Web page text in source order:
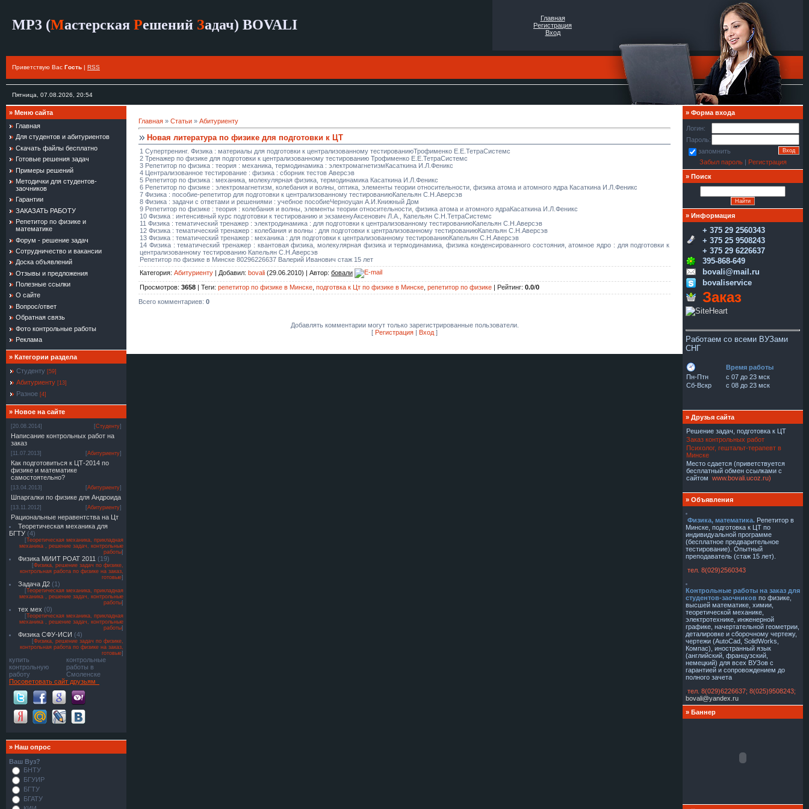
MP3 (Мастерская Решений Задач) BOVALI
Главная
Регистрация
Вход
Приветствую Вас Гость | RSS
Пятница, 07.08.2026, 20:54
» Меню сайта
Главная
Для студентов и абитуриентов
Скачать файлы бесплатно
Готовые решения задач
Примеры решений
Методички для студентов-
заочников
Гарантии
ЗАКАЗАТЬ РАБОТУ
Репетитор по физике и
математике
Форум - решение задач
Сотрудничество и вакансии
Доска объявлений
Отзывы и предложения
Полезные ссылки
О сайте
Вопрос/ответ
Обратная связь
Фото контрольные работы
Реклама
» Категории раздела
Студенту [59]
Абитуриенту [13]
Разное [4]
» Новое на сайте
[20.08.2014] [Студенту]
Написание контрольных работ на
заказ
[11.07.2013] [Абитуриенту]
Как подготовиться к ЦТ-2014 по
физике и математике
самостоятельно?
[13.04.2013] [Абитуриенту]
Шпаргалки по физике для Андроида
[13.11.2012] [Абитуриенту]
Рациональные неравентства на Цт
Теоретическая механика для
БГТУ (4)
[Теоретическая механика, прикладная
механика , решение задач, контрольные
работы]
Физика МИИТ РОАТ 2011 (19)
[Физика, решение задач по физике,
контрольная работа по физике на заказ,
готовые]
Задача Д2(1)
[Теоретическая механика, прикладная
механика , решение задач, контрольные
работы]
тех мех (0)
[Теоретическая механика, прикладная
механика , решение задач, контрольные
работы]
Физика СФУ-ИСИ (4)
[Физика, решение задач по физике,
контрольная работа по физике на заказ,
готовые]
купить
контрольную
работу
контрольные
работы в
Смоленске
Посоветовать сайт друзьям
» Наш опрос
Ваш Вуз?
БНТУ
БГУИР
БГТУ
БГАТУ
Главная » Статьи » Абитуриенту
Новая литература по физике для подготовки к ЦТ
1 Супертренинг. Физика : материалы для подготовки к централизованному тестированиюТрофименко Е.Е.ТетраСистемс
2 Тренажер по физике для подготовки к централизованному тестированию Трофименко Е.Е.ТетраСистемс
3 Репетитор по физика : теория : механика, термодинамика : электромагнетизмКасаткина И.Л.Феникс
4 Централизованное тестирование : физика : сборник тестов Аверсэв
5 Репетитор по физика : механика, молекулярная физика, термодинамика Касаткина И.Л.Феникс
6 Репетитор по физике : электромагнетизм, колебания и волны, оптика, элементы теории относительности, физика атома и атомного ядра Касаткина И.Л.Феникс
7 Физика : пособие-репетитор для подготовки к централизованному тестированиюКапельян С.Н.Аверсэв
8 Физика : задачи с ответами и решениями : учебное пособиеЧерноуцан А.И.Книжный Дом
9 Репетитор по физике : теория : колебания и волны, элементы теории относительности, физика атома и атомного ядраКасаткина И.Л.Феникс
10 Физика : интенсивный курс подготовки к тестированию и экзаменуАксенович Л.А., Капельян С.Н.ТетраСистемс
11 Физика : тематический тренажер : электродинамика : для подготовки к централизованному тестированиюКапельян С.Н.Аверсэв
12 Физика : тематический тренажер : колебания и волны : для подготовки к централизованному тестированиюКапельян С.Н.Аверсэв
13 Физика : тематический тренажер : механика : для подготовки к централизованному тестированиюКапельян С.Н.Аверсэв
14 Физика : тематический тренажер : квантовая физика, молекулярная физика и термодинамика, физика конденсированного состояния, атомное ядро : для подготовки к
централизованному тестированию Капельян С.Н.Аверсэв
Репетитор по физике в Минске 80296226637 Валерий Иванович стаж 15 лет
Категория: Абитуриенту | Добавил: bovali (29.06.2010) | Автор: бовали
Просмотров: 3658 | Теги: репетитор по физике в Минске подготвка к Цт по физике в Минске репетитор по физике | Рейтинг: 0.0/0
Всего комментариев: 0
Добавлять комментарии могут только зарегистрированные пользователи.
[ Регистрация | Вход ]
» Форма входа
Логин:
Пароль:
запомнить
Забыл пароль| Регистрация
» Поиск
» Информация
+ 375 29 2560343
+ 375 25 9508243
+ 375 29 6226637
395-868-649
bovali@mail.ru
bovaliservice
Заказ
Работаем со всеми ВУЗами
СНГ
Время работы
Пн-Птн
с 07 до 23 мск
Сб-Вскр
с 08 до 23 мск
» Друзья сайта
Решение задач , подготовка к ЦТ
Заказ контрольных работ
Психолог, гештальт-терапевт в
Минске
Место сдается (приветствуется
бесплатный обмен ссылками с
сайтом www.bovali.ucoz.ru)
» Объявления
Физика, математика. Репетитор в
Минске, подготовка к ЦТ по
индивидуальной программе
(бесплатное предварительное
тестирование). Опытный
преподаватель (стаж 15 лет).
тел. 8(029)2560343
Контрольные работы на заказ для
студентов-заочников по физике,
высшей математике, химии,
теоретической механике,
электротехнике, инженерной
графике, начертательной геометрии,
деталировке и сборочному чертежу,
чертежи (AutoCad, SolidWorks,
Компас), иностранный язык
(английский, французский,
немецкий) для всех ВУЗов с
гарантией и сопровождением до
полного зачета
тел. 8(029)6226637; 8(025)9508243;
bovali@yandex.ru
» Баннер